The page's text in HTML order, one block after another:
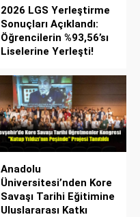
2026 LGS Yerleştirme
Sonuçları Açıklandı:
Öğrencilerin %93,56’sı
Liselerine Yerleşti!
Anadolu
Üniversitesi’nden Kore
Savaşı Tarihi Eğitimine
Uluslararası Katkı